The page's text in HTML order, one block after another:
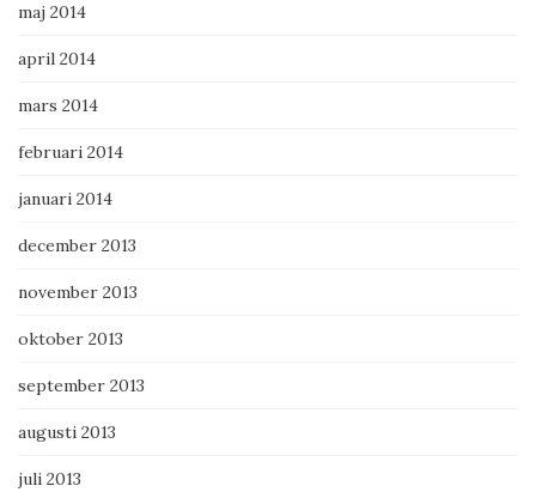
maj 2014
april 2014
mars 2014
februari 2014
januari 2014
december 2013
november 2013
oktober 2013
september 2013
augusti 2013
juli 2013